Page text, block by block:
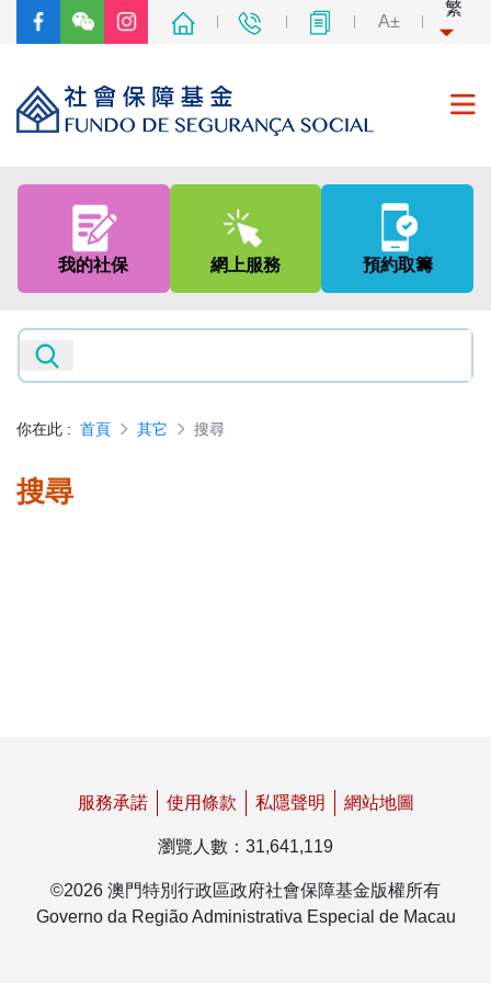
A±
繁
關於我們
我的社保 網上服務 預約取籌
你在此 : 首頁 其它 搜尋
搜尋
服務承諾 使用條款 私隱聲明 網站地圖
瀏覽人數 ： 31,641,119
©2026 澳門特別行政區政府社會保障基金版權所有
Governo da Região Administrativa Especial de Macau